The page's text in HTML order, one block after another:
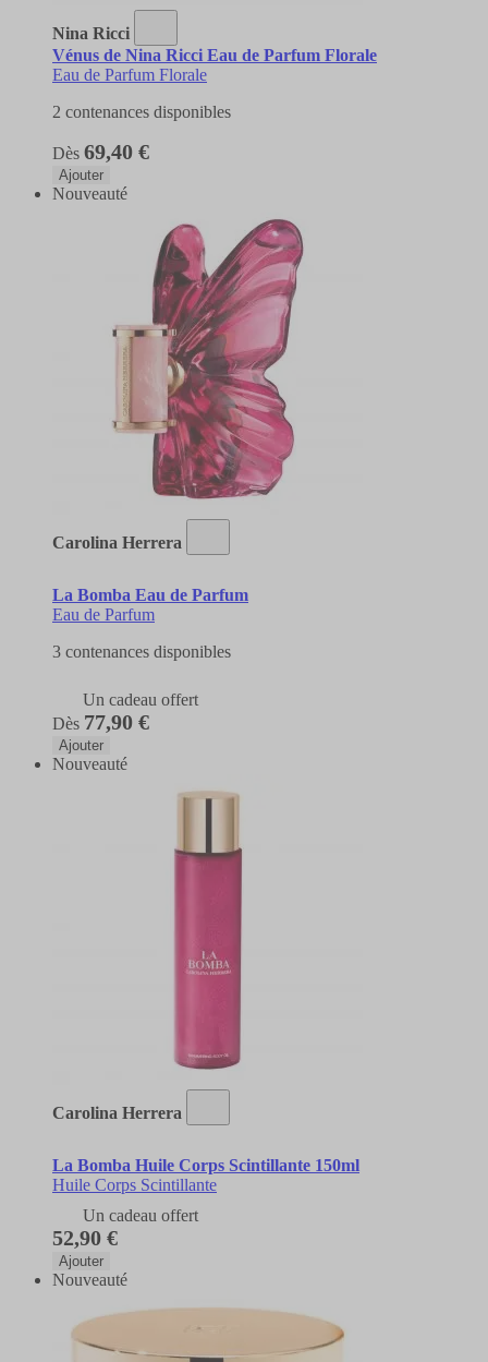
Nina Ricci
Vénus de Nina Ricci Eau de Parfum Florale
Eau de Parfum Florale
2 contenances disponibles
Dès 69,40 €
Ajouter
Nouveauté
Carolina Herrera
La Bomba Eau de Parfum
Eau de Parfum
3 contenances disponibles
Un cadeau offert
Dès 77,90 €
Ajouter
Nouveauté
Carolina Herrera
La Bomba Huile Corps Scintillante 150ml
Huile Corps Scintillante
Un cadeau offert
52,90 €
Ajouter
Nouveauté